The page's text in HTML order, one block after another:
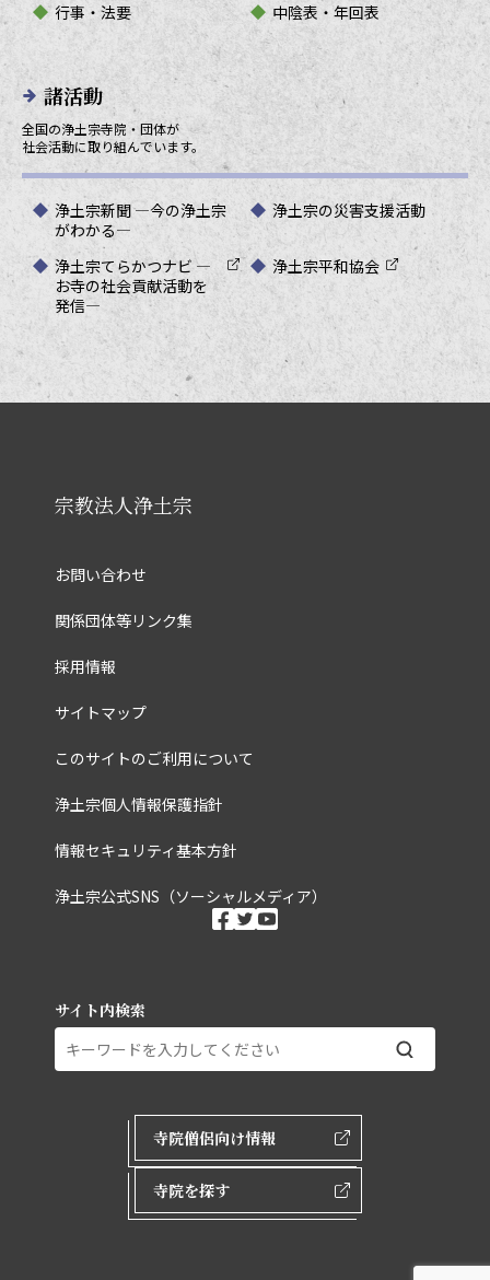
行事・法要
中陰表・年回表
諸活動
全国の浄土宗寺院・団体が
社会活動に取り組んでいます。
浄土宗新聞 ―今の浄土宗
がわかる―
浄土宗の災害支援活動
浄土宗てらかつナビ ―
お寺の社会貢献活動を
発信―
浄土宗平和協会
宗教法人浄土宗
お問い合わせ
関係団体等リンク集
採用情報
サイトマップ
このサイトのご利用について
浄土宗個人情報保護指針
情報セキュリティ基本方針
浄土宗公式SNS（ソーシャルメディア）
ソーシャルメディ
facebook
twitter
サイト内検索
外部ページリンク
寺院僧侶向け情報
寺院を探す